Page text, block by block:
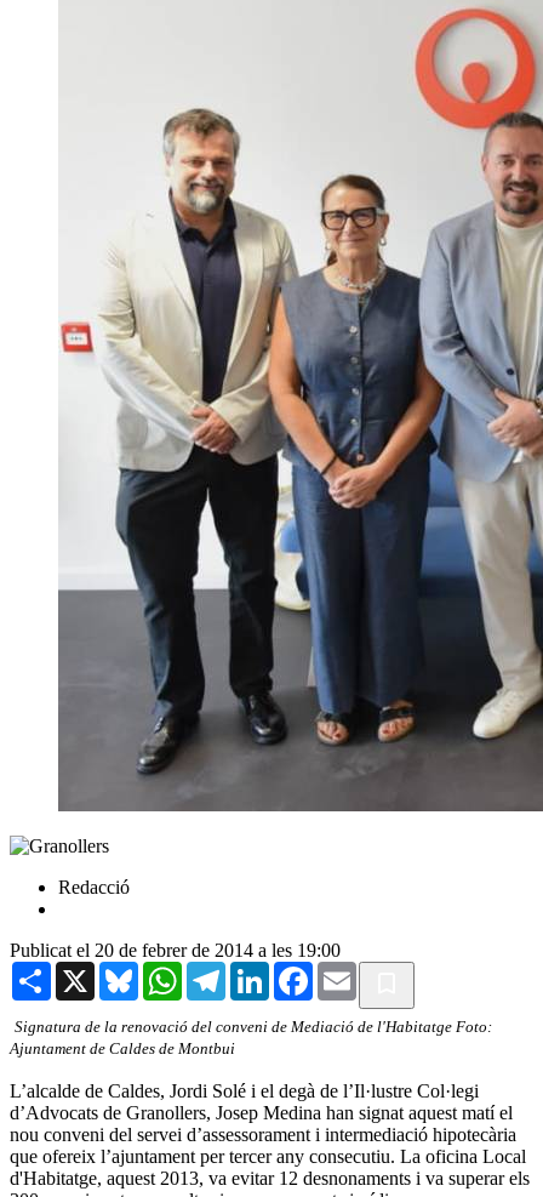
Redacció
Publicat el 20 de febrer de 2014 a les 19:00
Share X BlueskyWhatsAppTelegramLinkedInFacebook
Email
Signatura de la renovació del conveni de Mediació de l'Habitatge Foto:
Ajuntament de Caldes de Montbui
L’alcalde de Caldes, Jordi Solé i el degà de l’Il·lustre Col·legi
d’Advocats de Granollers, Josep Medina han signat aquest matí el
nou conveni del servei d’assessorament i intermediació hipotecària
que ofereix l’ajuntament per tercer any consecutiu. La oficina Local
d'Habitatge, aquest 2013, va evitar 12 desnonaments i va superar els